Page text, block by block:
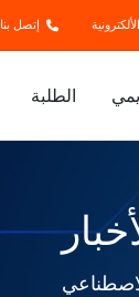
إتصل بنا
الطلبة